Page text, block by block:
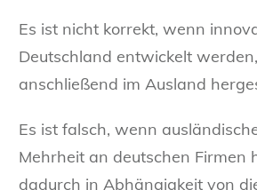
Es ist nicht korrekt, wenn
Deutschland entwickelt
anschließend im Ausland
Es ist falsch, wenn
Mehrheit an deutschen Firmen
dadurch in Abhängigkeit von